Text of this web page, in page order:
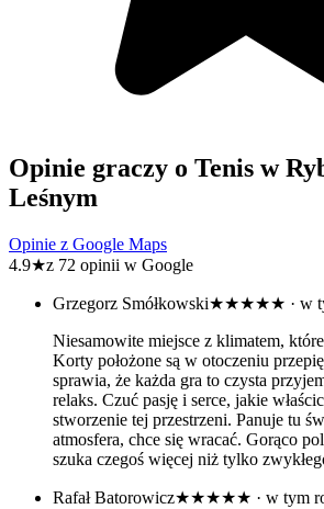
Opinie graczy o Tenis w
Leśnym
Opinie z Google Maps
4.9★z 72 opinii w Google
Grzegorz Smółkowski★★★★★ · w
Niesamowite miejsce z klimatem,
Korty położone są w otoczeniu
sprawia, że każda gra to czysta
relaks. Czuć pasję i serce, jakie
stworzenie tej przestrzeni. Panuje tu
atmosfera, chce się wracać. Gorąco
szuka czegoś więcej niż tylko
Rafał Batorowicz★★★★★ · w tym